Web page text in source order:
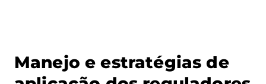
Manejo e estratégias de